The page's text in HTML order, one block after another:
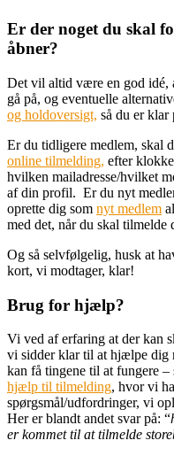
Er der noget du skal
åbner?
Det vil altid være en god idé,
gå på, og eventuelle
og holdoversigt, så du er klar
Er du tidligere medlem, skal
online tilmelding, efter
hvilken mailadresse/hvilket
af din profil. Er du nyt
oprette dig som nyt medlem
med det, når du skal tilmelde
Og så selvfølgelig, husk at
kort, vi modtager, klar!
Brug for hjælp?
Vi ved af erfaring at der kan
vi sidder klar til at hjælpe dig
kan få tingene til at fungere –
hjælp til tilmelding, hvor vi
spørgsmål/udfordringer, vi
Her er blandt andet svar på: “
er kommet til at tilmelde